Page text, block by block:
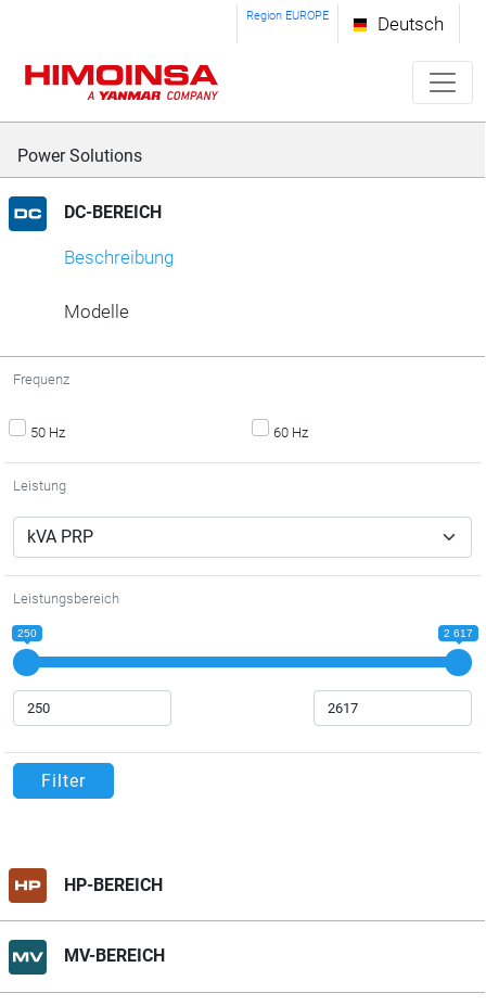
Region EUROPE Deutsch
Power Solutions
DC-BEREICH
Beschreibung
Modelle
Frequenz
50 Hz 60 Hz
Leistung
Leistungsbereich
250 2 617
Filter
HP-BEREICH
MV-BEREICH